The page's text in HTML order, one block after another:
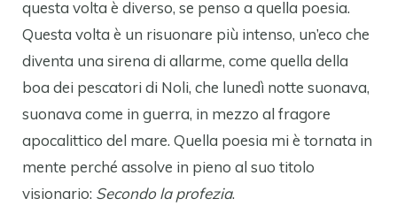
questa volta è diverso, se penso a quella poesia.
Questa volta è un risuonare più intenso, un’eco che
diventa una sirena di allarme, come quella della
boa dei pescatori di Noli, che lunedì notte suonava,
suonava come in guerra, in mezzo al fragore
apocalittico del mare. Quella poesia mi è tornata in
mente perché assolve in pieno al suo titolo
visionario: Secondo la profezia.